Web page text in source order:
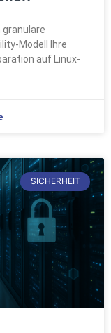
granulare
Modell Ihre
auf Linux-
SICHERHEIT